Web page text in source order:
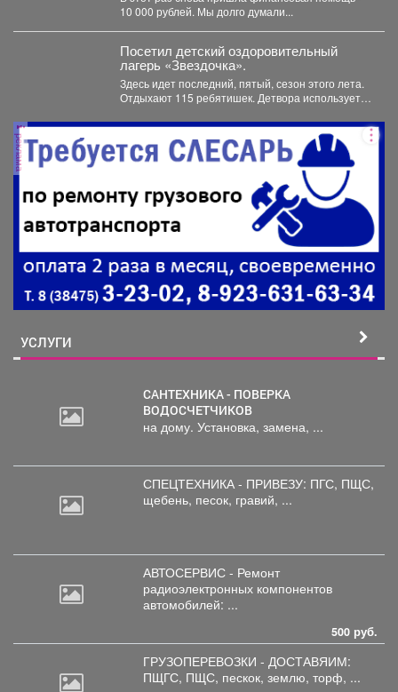
10 000 рублей. Мы долго думали...
Посетил детский оздоровительный
лагерь «Звездочка».
Здесь идет последний, пятый, сезон этого лета.
Отдыхают 115 ребятишек. Детвора использует
реклама
УСЛУГИ
САНТЕХНИКА - ПОВЕРКА
ВОДОСЧЕТЧИКОВ
на дому. Установка, замена, ...
СПЕЦТЕХНИКА - ПРИВЕЗУ: ПГС, ПЩС,
щебень, песок, гравий, ...
АВТОСЕРВИС - Ремонт
радиоэлектронных компонентов
автомобилей: ...
500 руб.
ГРУЗОПЕРЕВОЗКИ - ДОСТАВЯИМ:
ПЩГС, ПЩС, пескок, землю, торф, ...